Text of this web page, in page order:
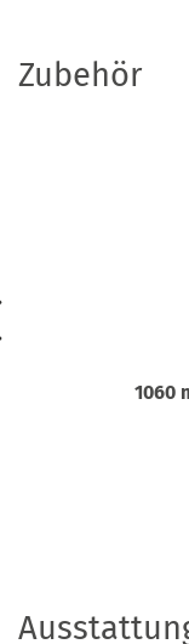
Zubehör
1060